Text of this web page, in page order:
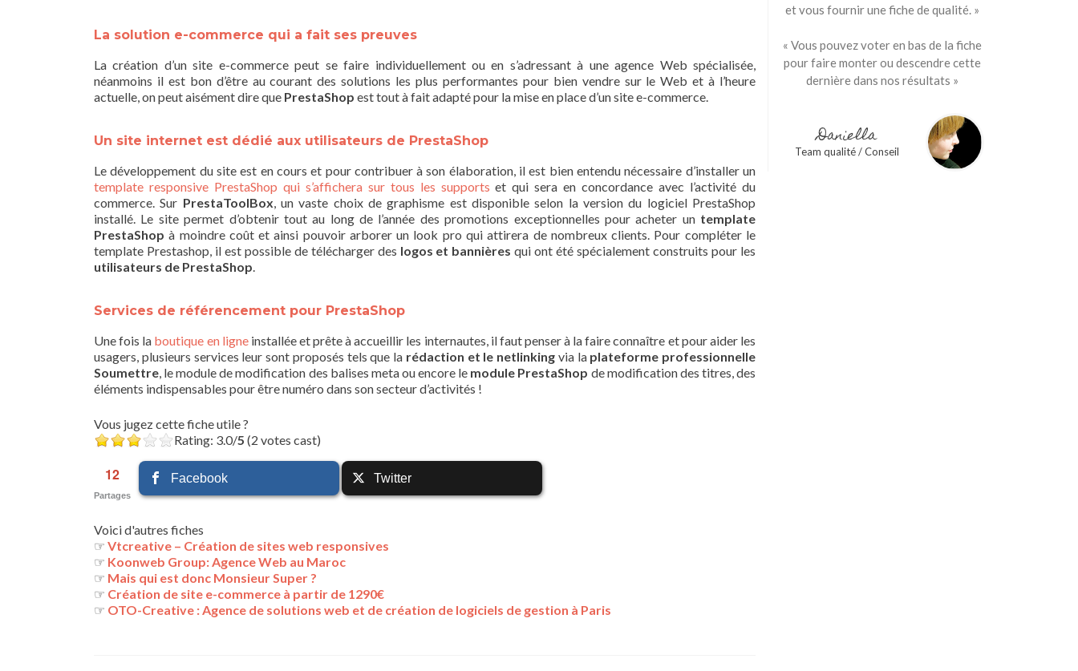
La solution e-commerce qui a fait ses preuves
La création d’un site e-commerce peut se faire individuellement ou en s’adressant à une agence Web spécialisée,
néanmoins il est bon d’être au courant des solutions les plus performantes pour bien vendre sur le Web et à l’heure
actuelle, on peut aisément dire que PrestaShop est tout à fait adapté pour la mise en place d’un site e-commerce.
Un site internet est dédié aux utilisateurs de PrestaShop
Le développement du site est en cours et pour contribuer à son élaboration, il est bien entendu nécessaire d’installer un
template responsive PrestaShop qui s’affichera sur tous les supports et qui sera en concordance avec l’activité du
commerce. Sur PrestaToolBox, un vaste choix de graphisme est disponible selon la version du logiciel PrestaShop
installé. Le site permet d’obtenir tout au long de l’année des promotions exceptionnelles pour acheter un template
PrestaShop à moindre coût et ainsi pouvoir arborer un look pro qui attirera de nombreux clients. Pour compléter le
template Prestashop, il est possible de télécharger des logos et bannières qui ont été spécialement construits pour les
utilisateurs de PrestaShop.
Services de référencement pour PrestaShop
Une fois la boutique en ligneinstallée et prête à accueillir les internautes, il faut penser à la faire connaître et pour aider les
usagers, plusieurs services leur sont proposés tels que la rédaction et le netlinking via la plateforme professionnelle
Soumettre, le module de modification des balises meta ou encore le module PrestaShop de modification des titres, des
éléments indispensables pour être numéro dans son secteur d’activités !
Vous jugez cette fiche utile ?
Rating: 3.0/5 (2 votes cast)
12
Partages
Facebook Twitter
Voici d'autres fiches
☞ Vtcreative – Création de sites web responsives
☞ Koonweb Group: Agence Web au Maroc
☞ Mais qui est donc Monsieur Super ?
☞ Création de site e-commerce à partir de 1290€
☞ OTO-Creative : Agence de solutions web et de création de logiciels de gestion à Paris
et vous fournir une fiche de qualité. »
« Vous pouvez voter en bas de la fiche
pour faire monter ou descendre cette
dernière dans nos résultats »
Daniella
Team qualité / Conseil